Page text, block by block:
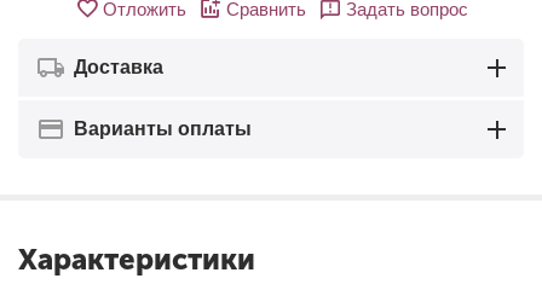
Отложить Сравнить Задать вопрос
Доставка
Варианты оплаты
Характеристики